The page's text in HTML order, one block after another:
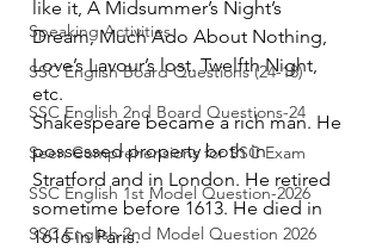
Speaking Activities
SSC English Board Questions (24-18)
SSC English 2nd Board Questions-24
Seen Comprehensions for SSC Exam
SSC English 1st Model Question-2026
SSC English 2nd Model Question 2026
like it, A Midsummer’s Night’s
Dream, Much Ado About Nothing,
Love’s Lavour’s lost. Twelfth Night,
etc.
Shakespeare became a rich man. He
possessed property both in
Stratford and in London. He retired
sometime before 1613. He died in
1616 in Paris.